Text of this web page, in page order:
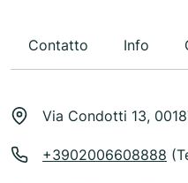
Contatto Info
Via Condotti 13,
+3902006608888